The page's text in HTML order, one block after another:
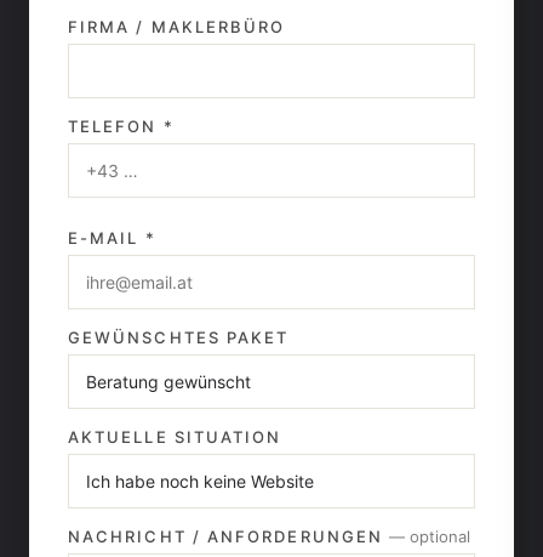
FIRMA / MAKLERBÜRO
TELEFON *
E-MAIL *
GEWÜNSCHTES PAKET
AKTUELLE SITUATION
NACHRICHT / ANFORDERUNGEN— optional